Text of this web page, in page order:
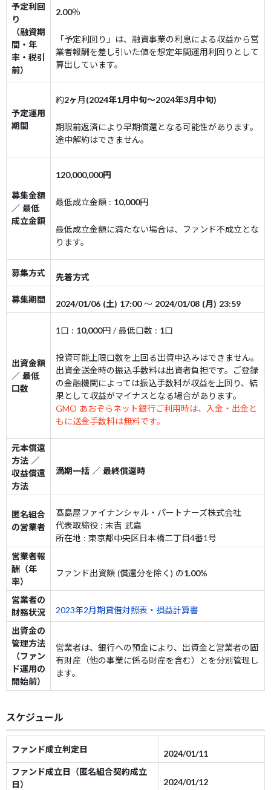
予定利回
り
（融資期
間・年
率・税引
前）
2.00％
「予定利回り」は、融資事業の利息による収益から営
業者報酬を差し引いた値を想定年間運用利回りとして
算出しています。
予定運用
期間
約2ヶ月(2024年1月中旬～2024年3月中旬)
期限前返済により早期償還となる可能性があります。
途中解約はできません。
募集金額
／ 最低
成立金額
120,000,000円
最低成立金額 : 10,000円
最低成立金額に満たない場合は、ファンド不成立とな
ります。
募集方式 先着方式
募集期間 2024/01/06 (土) 17:00～ 2024/01/08 (月) 23:59
出資金額
／ 最低
口数
1口 : 10,000円 / 最低口数 : 1口
投資可能上限口数を上回る出資申込みはできません。
出資金送金時の振込手数料は出資者負担です。ご登録
の金融機関によっては振込手数料が収益を上回り、結
果として収益がマイナスとなる場合があります。
GMO あおぞらネット銀行ご利用時は、入金・出金と
もに送金手数料は無料です。
元本償還
方法 ／
収益償還
方法
満期一括 ／ 最終償還時
匿名組合
の営業者
髙島屋ファイナンシャル・パートナーズ株式会社
代表取締役 : 末吉 武嘉
所在地 : 東京都中央区日本橋二丁目4番1号
営業者報
酬（年
率）
ファンド出資額 (償還分を除く) の1.00%
営業者の
財務状況
2023年2月期貸借対照表・損益計算書
出資金の
管理方法
（ファン
ド運用の
開始前）
営業者は、銀行への預金により、出資金と営業者の固
有財産（他の事業に係る財産を含む）とを分別管理し
ます。
スケジュール
ファンド成立判定日
2024/01/11
ファンド成立日（匿名組合契約成立
日）
2024/01/12